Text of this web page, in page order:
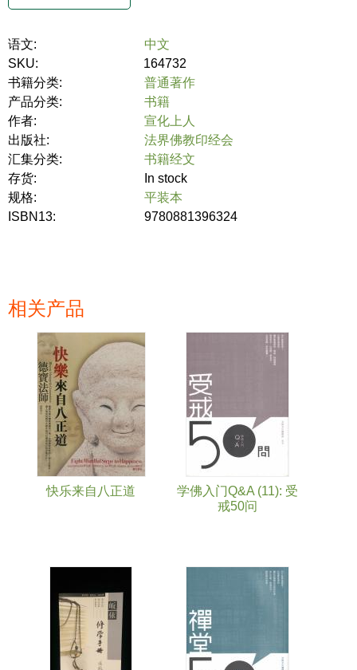
语文:
中文
SKU:
164732
书籍分类:
普通著作
产品分类:
书籍
作者:
宣化上人
出版社:
法界佛教印经会
汇集分类:
书籍经文
存货:
In stock
规格:
平装本
ISBN13:
9780881396324
相关产品
快乐来自八正道
学佛入门Q&A (11): 受
戒50问
页面